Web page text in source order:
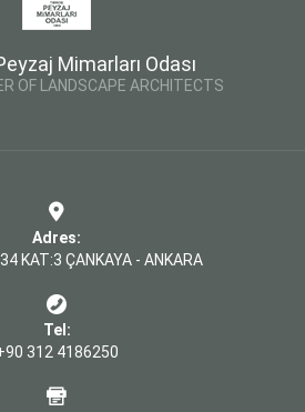
Mimarları Odası
OF LANDSCAPE ARCHITECTS
Adres:
KAT:3 ÇANKAYA - ANKARA
Tel:
312 4186250